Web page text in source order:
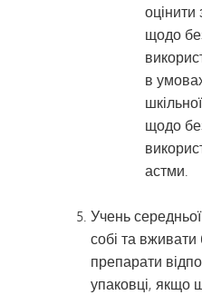
щодо
в
щодо
астми.
Учень
собі та
препарати
упаковці, якщо